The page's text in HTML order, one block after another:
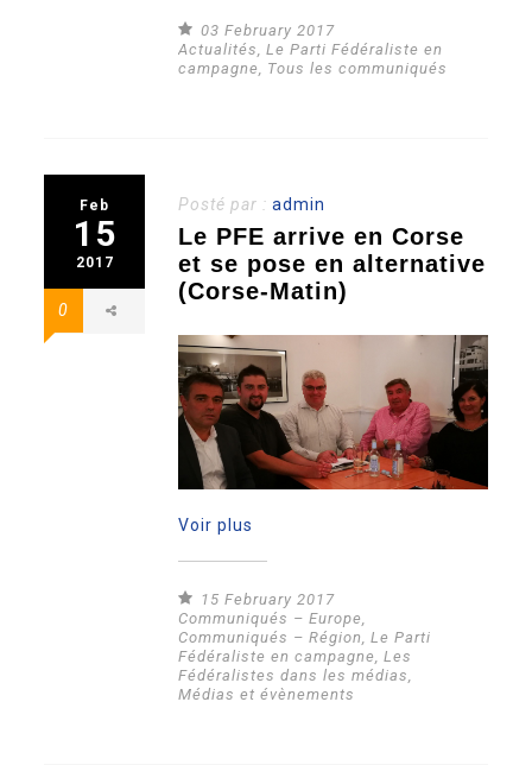
03 February 2017
Actualités,Le Parti Fédéraliste en
campagne, Tous les communiqués
Feb
15
2017
0
Posté par :admin
Le PFE arrive en Corse
et se pose en alternative
(Corse-Matin)
Voir plus
15 February 2017
Communiqués – Europe,
Communiqués – Région,Le Parti
Fédéraliste en campagne,Les
Fédéralistes dans les médias,
Médias et évènements